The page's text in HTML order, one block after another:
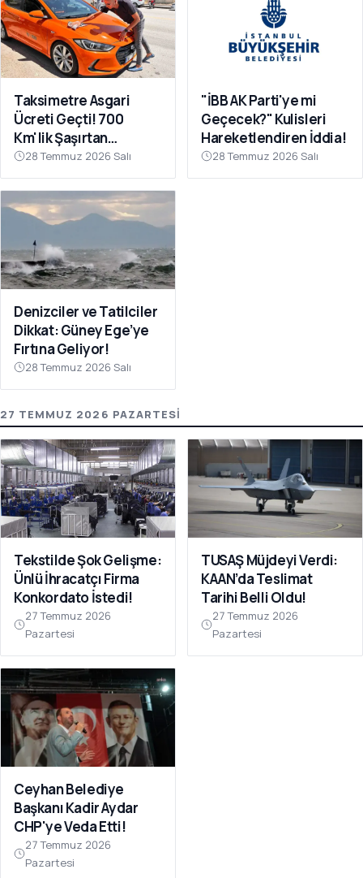
Taksimetre Asgari
Ücreti Geçti! 700
Km'lik Şaşırtan
Yolculuk
28 Temmuz 2026 Salı
"İBB AK Parti'ye mi
Geçecek?" Kulisleri
Hareketlendiren İddia!
28 Temmuz 2026 Salı
Denizciler ve Tatilciler
Dikkat: Güney Ege’ye
Fırtına Geliyor!
28 Temmuz 2026 Salı
27 TEMMUZ 2026 PAZARTESI
Tekstilde Şok Gelişme:
Ünlü İhracatçı Firma
Konkordato İstedi!
27 Temmuz 2026
Pazartesi
TUSAŞ Müjdeyi Verdi:
KAAN’da Teslimat
Tarihi Belli Oldu!
27 Temmuz 2026
Pazartesi
Ceyhan Belediye
Başkanı Kadir Aydar
CHP'ye Veda Etti!
27 Temmuz 2026
Pazartesi